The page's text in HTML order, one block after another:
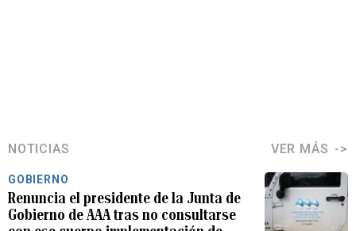
NOTICIAS VER MÁS
GOBIERNO
Renuncia el presidente de la Junta de
Gobierno de AAA tras no consultarse